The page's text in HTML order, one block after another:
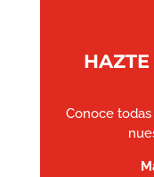
HAZTE
Conoce